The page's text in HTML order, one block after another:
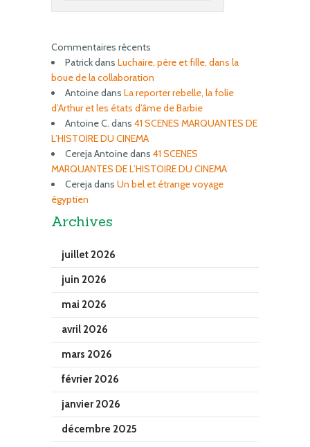
Commentaires récents
Patrickdans Luchaire, père et fille, dans la
boue de la collaboration
Antoinedans La reporter rebelle, la folie
d’Arthur et les états d’âme de Barbie
Antoine C. dans 41 SCENES MARQUANTES DE
L’HISTOIRE DU CINEMA
Cereja Antoinedans 41 SCENES
MARQUANTES DE L’HISTOIRE DU CINEMA
Cerejadans Un bel et étrange voyage
égyptien
Archives
juillet 2026
juin 2026
mai 2026
avril 2026
mars 2026
février 2026
janvier 2026
décembre 2025